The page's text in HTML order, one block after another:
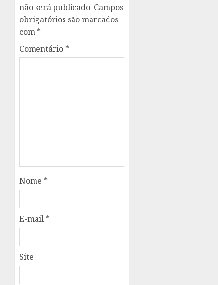
não será publicado. Campos
obrigatórios são marcados
com *
Comentário *
Nome *
E-mail *
Site